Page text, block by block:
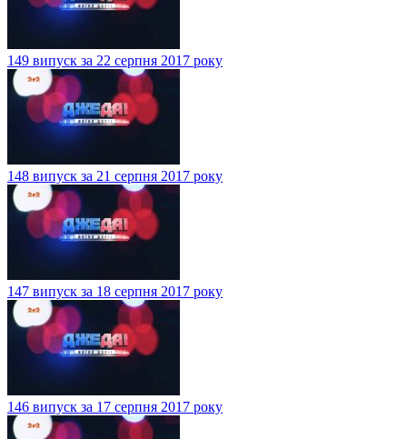
149 випуск за 22 серпня 2017 року
148 випуск за 21 серпня 2017 року
147 випуск за 18 серпня 2017 року
146 випуск за 17 серпня 2017 року